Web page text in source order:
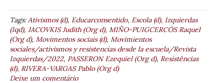
Tags:Ativismos (d), Educarconsentido, Escola (d), Izquierdas
(Iqd), JACOVKIS Judith (Org d), MIÑO-PUIGCERCÓS Raquel
(Org d), Movimentos sociais (d), Movimientos
sociales/activismos y resistencias desde la escuela/Revista
Izquierdas/2022, PASSERON Ezequiel (Org d), Resistências
(d), RIVERA-VARGAS Pablo (Org d)
Deixe um comentário